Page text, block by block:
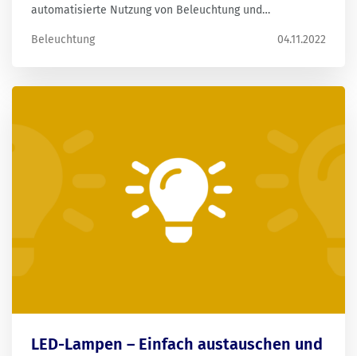
automatisierte Nutzung von Beleuchtung und
Beleuchtung
04.11.2022
LED-Lampen – Einfach austauschen und